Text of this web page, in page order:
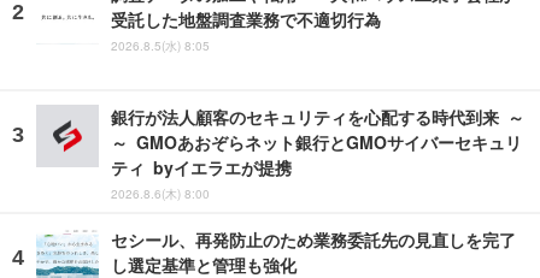
受託した地盤調査業務で不適切行為
2026.8.5(水) 8:05
銀行が法人顧客のセキュリティを心配する時代到来 ～
～ GMOあおぞらネット銀行とGMOサイバーセキュリ
ティ byイエラエが提携
2026.8.6(木) 8:00
セシール、再発防止のため業務委託先の見直しを完了
し選定基準と管理も強化